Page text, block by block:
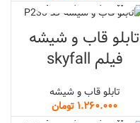
تابلو قاب و شیشه
فیلم skyfall
تابلو قاب و شیشه
تومان